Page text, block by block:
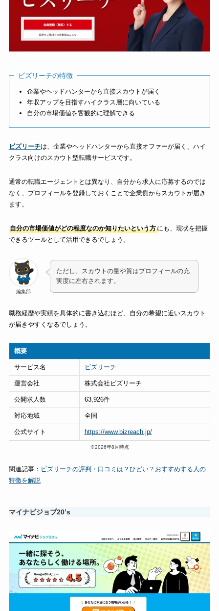
ビズリーチの特徴
企業やヘッドハンターから直接スカウトが届く
年収アップを目指すハイクラス層に向いている
自分の市場価値を客観的に理解できる
ビズリーチは、企業やヘッドハンターから直接オファーが届く、ハイ
クラス向けのスカウト型転職サービスです。
通常の転職エージェントとは異なり、自分から求人に応募するのでは
なく、プロフィールを登録しておくことで企業側からスカウトが届き
ます。
自分の市場価値がどの程度なのか知りたいという方にも、現状を把握
できるツールとして活用できるでしょう。
編集部
ただし、スカウトの量や質はプロフィールの充
実度に左右されます。
職務経歴や実績を具体的に書き込むほど、自分の希望に近いスカウト
が届きやすくなるでしょう。
概要
サービス名 ビズリーチ
運営会社 株式会社ビズリーチ
公開求人数 63,926件
対応地域 全国
公式サイト https://www.bizreach.jp/
※2026年8月時点
関連記事： ビズリーチの評判・口コミは？ひどい？おすすめする人の
特徴を解説
マイナビジョブ20’s